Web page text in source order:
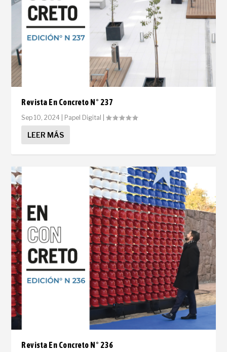
Revista En Concreto N° 237
Sep 10, 2024 Papel Digital |
LEER MÁS
Revista En Concreto N° 236